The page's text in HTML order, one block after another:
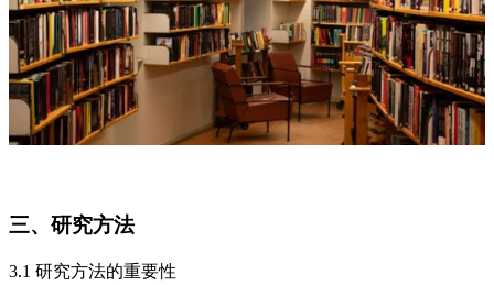
三、研究方法
3.1 研究方法的重要性